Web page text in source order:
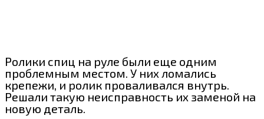
Ролики спиц на руле были еще одним
проблемным местом. У них ломались
крепежи, и ролик проваливался внутрь.
Решали такую неисправность их заменой на
новую деталь.